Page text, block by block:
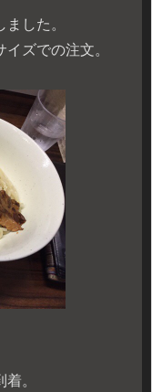
した。
ズでの注文。
。